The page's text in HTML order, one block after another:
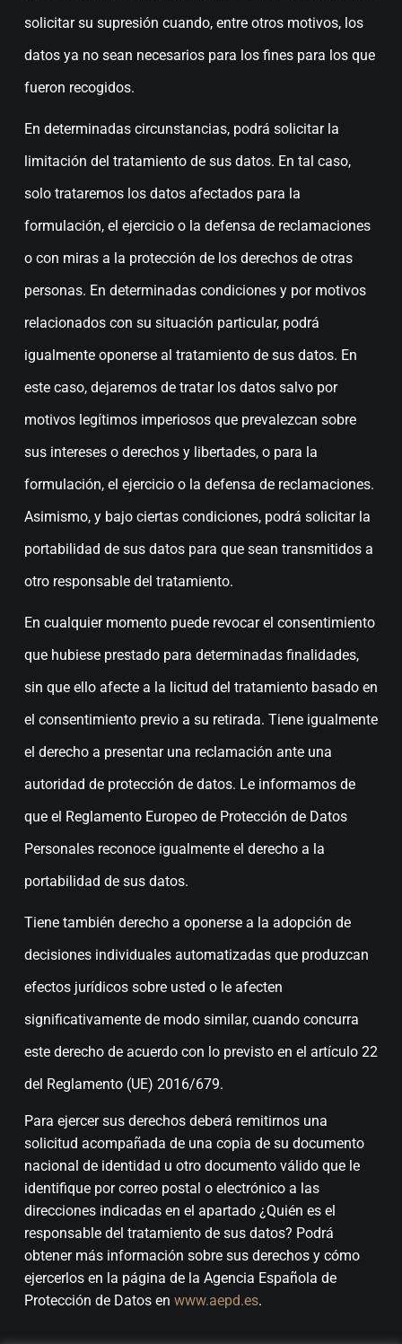
solicitar su supresión cuando, entre otros motivos, los
datos ya no sean necesarios para los fines para los que
fueron recogidos.
En determinadas circunstancias, podrá solicitar la
limitación del tratamiento de sus datos. En tal caso,
solo trataremos los datos afectados para la
formulación, el ejercicio o la defensa de reclamaciones
o con miras a la protección de los derechos de otras
personas. En determinadas condiciones y por motivos
relacionados con su situación particular, podrá
igualmente oponerse al tratamiento de sus datos. En
este caso, dejaremos de tratar los datos salvo por
motivos legítimos imperiosos que prevalezcan sobre
sus intereses o derechos y libertades, o para la
formulación, el ejercicio o la defensa de reclamaciones.
Asimismo, y bajo ciertas condiciones, podrá solicitar la
portabilidad de sus datos para que sean transmitidos a
otro responsable del tratamiento.
En cualquier momento puede revocar el consentimiento
que hubiese prestado para determinadas finalidades,
sin que ello afecte a la licitud del tratamiento basado en
el consentimiento previo a su retirada. Tiene igualmente
el derecho a presentar una reclamación ante una
autoridad de protección de datos. Le informamos de
que el Reglamento Europeo de Protección de Datos
Personales reconoce igualmente el derecho a la
portabilidad de sus datos.
Tiene también derecho a oponerse a la adopción de
decisiones individuales automatizadas que produzcan
efectos jurídicos sobre usted o le afecten
significativamente de modo similar, cuando concurra
este derecho de acuerdo con lo previsto en el artículo 22
del Reglamento (UE) 2016/679.
Para ejercer sus derechos deberá remitirnos una
solicitud acompañada de una copia de su documento
nacional de identidad u otro documento válido que le
identifique por correo postal o electrónico a las
direcciones indicadas en el apartado ¿Quién es el
responsable del tratamiento de sus datos? Podrá
obtener más información sobre sus derechos y cómo
ejercerlos en la página de la Agencia Española de
Protección de Datos en www.aepd.es.